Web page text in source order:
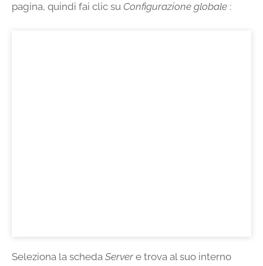
pagina, quindi fai clic su Configurazione globale :
Seleziona la scheda Servere trova al suo interno